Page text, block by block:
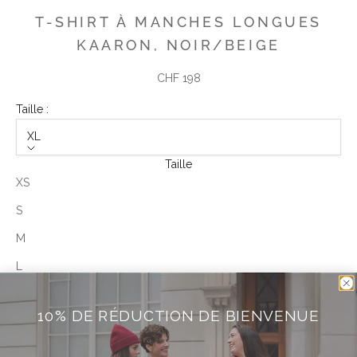
T-SHIRT À MANCHES LONGUES
KAARON, NOIR/BEIGE
Angebot
CHF 198
Taille :
XL
Taille
XS
S
M
AJOUTER AU PANIER
10% DE RÉDUCTION DE BIENVENUE